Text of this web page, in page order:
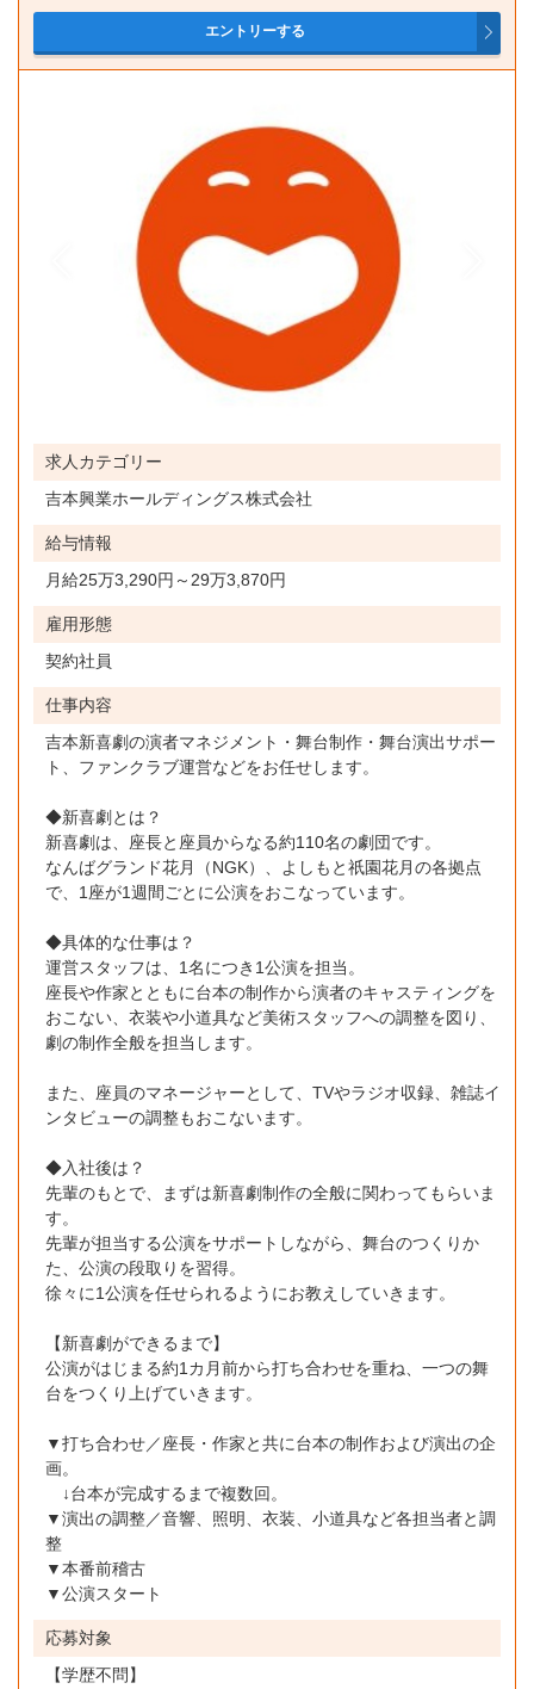
求人カテゴリー
吉本興業ホールディングス株式会社
給与情報
月給25万3,290円～29万3,870円
雇用形態
契約社員
仕事内容
吉本新喜劇の演者マネジメント・舞台制作・舞台演出サポー
ト、ファンクラブ運営などをお任せします。
◆新喜劇とは？
新喜劇は、座長と座員からなる約110名の劇団です。
なんばグランド花月（NGK）、よしもと祇園花月の各拠点
で、1座が1週間ごとに公演をおこなっています。
◆具体的な仕事は？
運営スタッフは、1名につき1公演を担当。
座長や作家とともに台本の制作から演者のキャスティングを
おこない、衣装や小道具など美術スタッフへの調整を図り、
劇の制作全般を担当します。
また、座員のマネージャーとして、TVやラジオ収録、雑誌イ
ンタビューの調整もおこないます。
◆入社後は？
先輩のもとで、まずは新喜劇制作の全般に関わってもらいま
す。
先輩が担当する公演をサポートしながら、舞台のつくりか
た、公演の段取りを習得。
徐々に1公演を任せられるようにお教えしていきます。
【新喜劇ができるまで】
公演がはじまる約1カ月前から打ち合わせを重ね、一つの舞
台をつくり上げていきます。
▼打ち合わせ／座長・作家と共に台本の制作および演出の企
画。
↓台本が完成するまで複数回。
▼演出の調整／音響、照明、衣装、小道具など各担当者と調
整
▼本番前稽古
▼公演スタート
応募対象
【学歴不問】